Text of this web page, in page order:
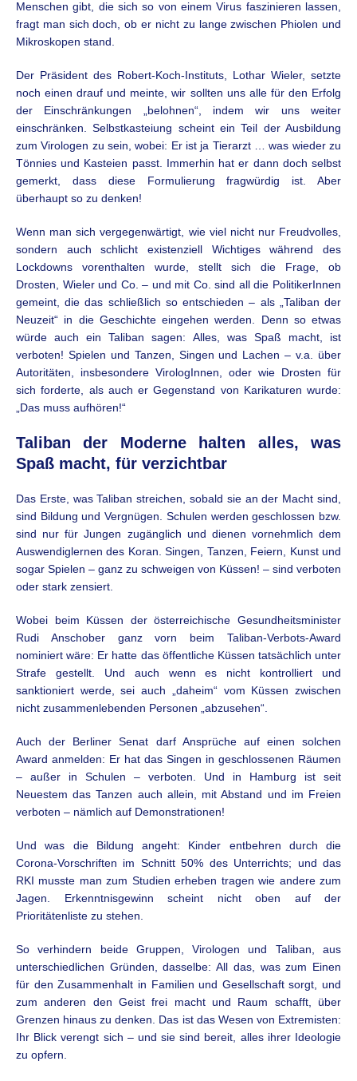
Menschen gibt, die sich so von einem Virus faszinieren lassen,
fragt man sich doch, ob er nicht zu lange zwischen Phiolen und
Mikroskopen stand.
Der Präsident des Robert-Koch-Instituts, Lothar Wieler, setzte
noch einen drauf und meinte, wir sollten uns alle für den Erfolg
der Einschränkungen „belohnen“, indem wir uns weiter
einschränken. Selbstkasteiung scheint ein Teil der Ausbildung
zum Virologen zu sein, wobei: Er ist ja Tierarzt … was wieder zu
Tönnies und Kasteien passt. Immerhin hat er dann doch selbst
gemerkt, dass diese Formulierung fragwürdig ist. Aber
überhaupt so zu denken!
Wenn man sich vergegenwärtigt, wie viel nicht nur Freudvolles,
sondern auch schlicht existenziell Wichtiges während des
Lockdowns vorenthalten wurde, stellt sich die Frage, ob
Drosten, Wieler und Co. – und mit Co. sind all die PolitikerInnen
gemeint, die das schließlich so entschieden – als „Taliban der
Neuzeit“ in die Geschichte eingehen werden. Denn so etwas
würde auch ein Taliban sagen: Alles, was Spaß macht, ist
verboten! Spielen und Tanzen, Singen und Lachen – v.a. über
Autoritäten, insbesondere VirologInnen, oder wie Drosten für
sich forderte, als auch er Gegenstand von Karikaturen wurde:
„Das muss aufhören!“
Taliban der Moderne halten alles, was
Spaß macht, für verzichtbar
Das Erste, was Taliban streichen, sobald sie an der Macht sind,
sind Bildung und Vergnügen. Schulen werden geschlossen bzw.
sind nur für Jungen zugänglich und dienen vornehmlich dem
Auswendiglernen des Koran. Singen, Tanzen, Feiern, Kunst und
sogar Spielen – ganz zu schweigen von Küssen! – sind verboten
oder stark zensiert.
Wobei beim Küssen der österreichische Gesundheitsminister
Rudi Anschober ganz vorn beim Taliban-Verbots-Award
nominiert wäre: Er hatte das öffentliche Küssen tatsächlich unter
Strafe gestellt. Und auch wenn es nicht kontrolliert und
sanktioniert werde, sei auch „daheim“ vom Küssen zwischen
nicht zusammenlebenden Personen „abzusehen“.
Auch der Berliner Senat darf Ansprüche auf einen solchen
Award anmelden: Er hat das Singen in geschlossenen Räumen
– außer in Schulen – verboten. Und in Hamburg ist seit
Neuestem das Tanzen auch allein, mit Abstand und im Freien
verboten – nämlich auf Demonstrationen!
Und was die Bildung angeht: Kinder entbehren durch die
Corona-Vorschriften im Schnitt 50% des Unterrichts; und das
RKI musste man zum Studien erheben tragen wie andere zum
Jagen. Erkenntnisgewinn scheint nicht oben auf der
Prioritätenliste zu stehen.
So verhindern beide Gruppen, Virologen und Taliban, aus
unterschiedlichen Gründen, dasselbe: All das, was zum Einen
für den Zusammenhalt in Familien und Gesellschaft sorgt, und
zum anderen den Geist frei macht und Raum schafft, über
Grenzen hinaus zu denken. Das ist das Wesen von Extremisten:
Ihr Blick verengt sich – und sie sind bereit, alles ihrer Ideologie
zu opfern.